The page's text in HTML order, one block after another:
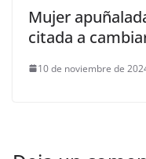
Mujer
citada a
10 de noviembre de